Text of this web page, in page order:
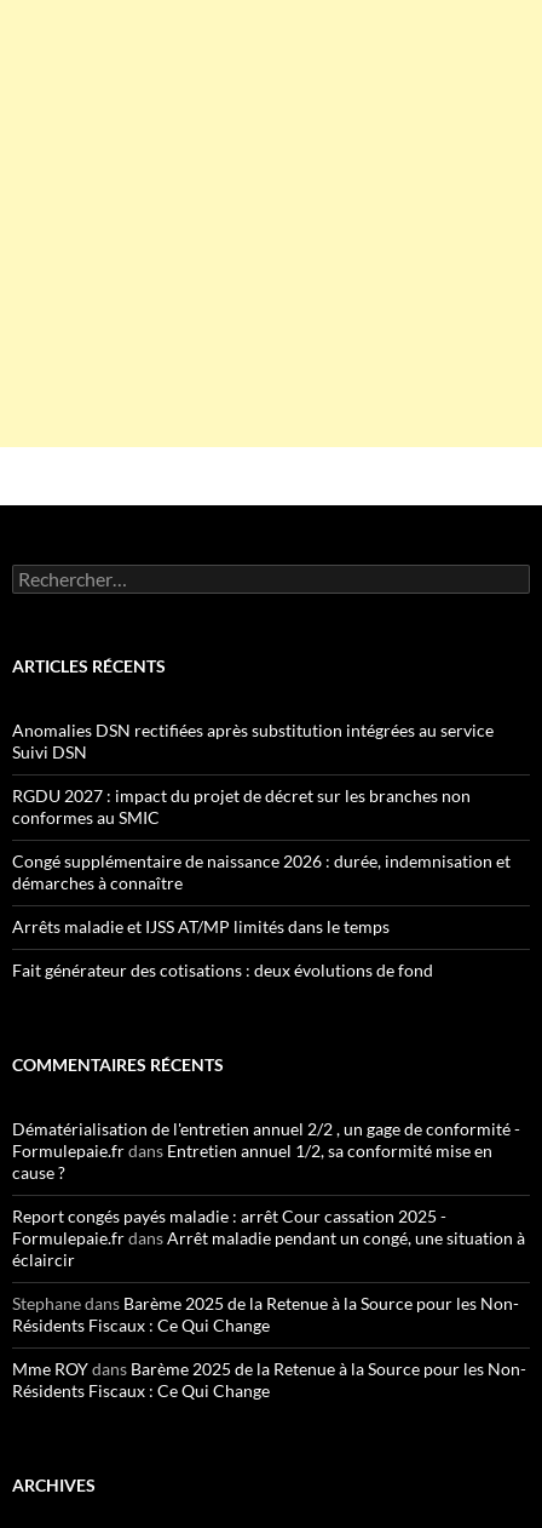
Rechercher :
ARTICLES RÉCENTS
Anomalies DSN rectifiées après substitution intégrées au service
Suivi DSN
RGDU 2027 : impact du projet de décret sur les branches non
conformes au SMIC
Congé supplémentaire de naissance 2026 : durée, indemnisation et
démarches à connaître
Arrêts maladie et IJSS AT/MP limités dans le temps
Fait générateur des cotisations : deux évolutions de fond
COMMENTAIRES RÉCENTS
Dématérialisation de l'entretien annuel 2/2 , un gage de conformité -
Formulepaie.frdans Entretien annuel 1/2, sa conformité mise en
cause ?
Report congés payés maladie : arrêt Cour cassation 2025 -
Formulepaie.frdansArrêt maladie pendant un congé, une situation à
éclaircir
Stephanedans Barème 2025 de la Retenue à la Source pour les Non-
Résidents Fiscaux : Ce Qui Change
Mme ROYdans Barème 2025 de la Retenue à la Source pour les Non-
Résidents Fiscaux : Ce Qui Change
ARCHIVES